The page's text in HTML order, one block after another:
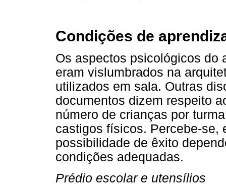
Condições de
Os aspectos psicológicos do
eram vislumbrados na
utilizados em sala. Outras
documentos dizem respeito
número de crianças por
castigos físicos. Percebe-se,
possibilidade de êxito
condições adequadas.
Prédio escolar e utensílios